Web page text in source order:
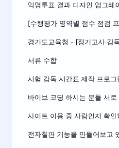
익명투표 결과 디자인 업그레
[수행평가 영역별 점수 점검
서류 수합
시험 감독 시간표 제작 프로그
바이브 코딩 하시는 분들 서
전자칠판 기능을 만들어보고